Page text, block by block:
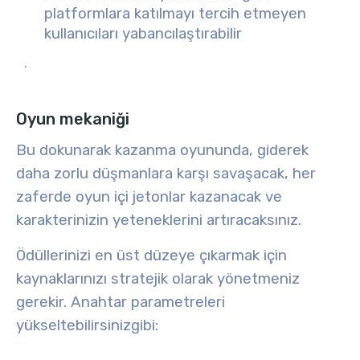
platformlara katılmayı tercih etmeyen
kullanıcıları yabancılaştırabilir
.
Oyun mekaniği
Bu dokunarak kazanma oyununda, giderek
daha zorlu düşmanlara karşı savaşacak, her
zaferde oyun içi jetonlar kazanacak ve
karakterinizin yeteneklerini artıracaksınız.
Ödüllerinizi en üst düzeye çıkarmak için
kaynaklarınızı stratejik olarak yönetmeniz
gerekir. Anahtar parametreleri
yükseltebilirsinizgibi: